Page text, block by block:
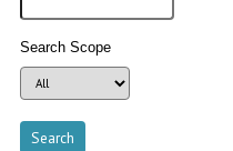
Search Scope